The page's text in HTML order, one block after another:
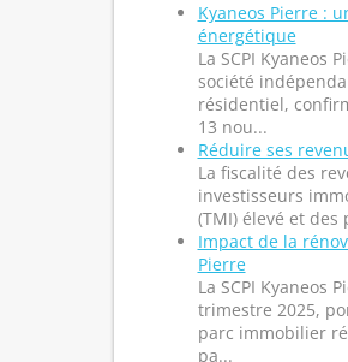
Kyaneos Pierre :
énergétique
La SCPI Kyaneos
société
résidentiel,
13 nou...
Réduire ses
La fiscalité des
investisseurs
(TMI) élevé et des
Impact de la
Pierre
La SCPI Kyaneos
trimestre 2025,
parc immobilier
pa...